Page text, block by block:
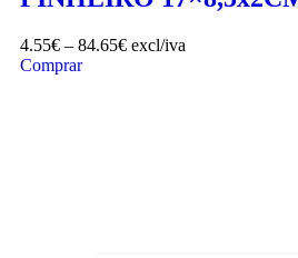
4.55€ – 84.65€ excl/iva
Comprar